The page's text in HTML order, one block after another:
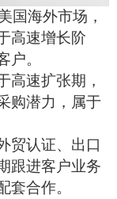
国海外市场，
高速增长阶
户。
高速扩张期，
购潜力，属于
贸认证、出口
跟进客户业务
套合作。